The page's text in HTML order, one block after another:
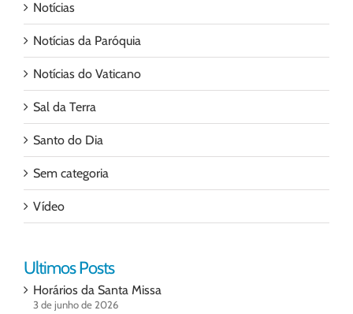
Notícias
Notícias da Paróquia
Notícias do Vaticano
Sal da Terra
Santo do Dia
Sem categoria
Vídeo
Ultimos Posts
Horários da Santa Missa
3 de junho de 2026